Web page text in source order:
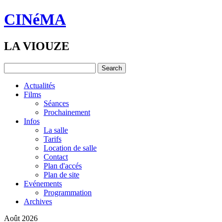
CINéMA
LA VIOUZE
Actualités
Films
Séances
Prochainement
Infos
La salle
Tarifs
Location de salle
Contact
Plan d'accés
Plan de site
Evénements
Programmation
Archives
Août 2026